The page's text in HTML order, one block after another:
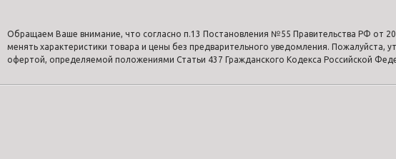
Обращаем Ваше внимание, что согласно п.13 Постановления №55 Правительства РФ
менять характеристики товара и цены без предварительного уведомления.
офертой, определяемой положениями Статьи 437 Гражданского Кодекса Российской